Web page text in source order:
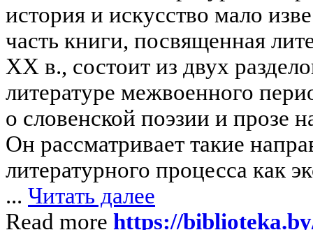
история и искусство мало
часть книги, посвященная
XX в., состоит из двух
литературе межвоенного
о словенской поэзии и
Он рассматривает такие
литературного процесса как
... Читать далее
Read more https://